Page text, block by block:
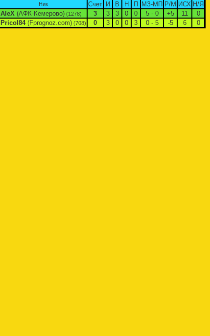
Ник Cчет И В Н П МЗ-МП Р/М ИСХ Н/Я
AleX (АФК-Кемерово) (1278) 3 3 3 0 0 5 - 0 +5 11
0
Pricol84(Fprognoz.com) (708) 0 3 0 0 3 0 - 5 -5 6 0